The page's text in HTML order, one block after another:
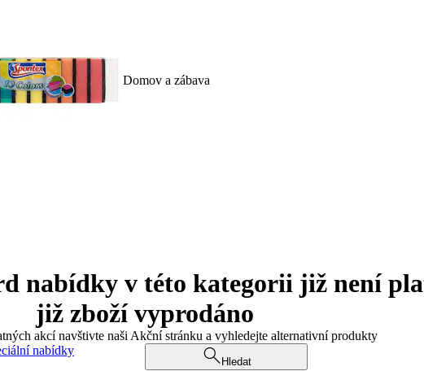
Domov a zábava
nabídky v této kategorii již není
již zboží vyprodáno
akcí navštivte naši Akční stránku a vyhledejte alternativní produkty
nabídky
Hledat